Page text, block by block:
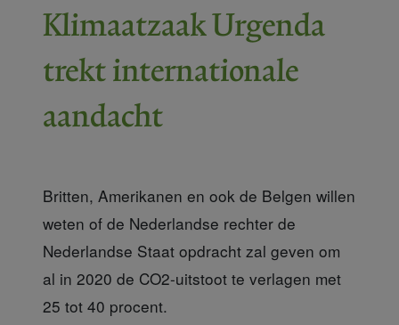
Klimaatzaak Urgenda
trekt internationale
aandacht
Britten, Amerikanen en ook de Belgen willen
weten of de Nederlandse rechter de
Nederlandse Staat opdracht zal geven om
al in 2020 de CO2-uitstoot te verlagen met
25 tot 40 procent.